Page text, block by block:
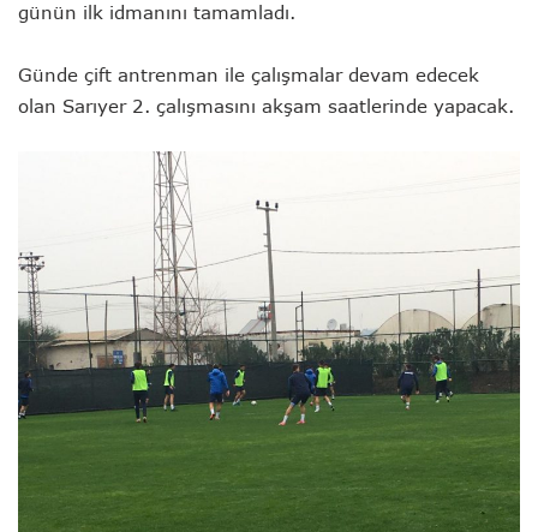
günün ilk idmanını tamamladı.
Günde çift antrenman ile çalışmalar devam edecek
olan Sarıyer 2. çalışmasını akşam saatlerinde yapacak.